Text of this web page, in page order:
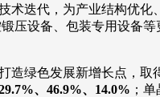
迭代，为产业结构优化
锻压设备、包装专用设备
绿色发展新增长点，
、46.9%、14.0% ；